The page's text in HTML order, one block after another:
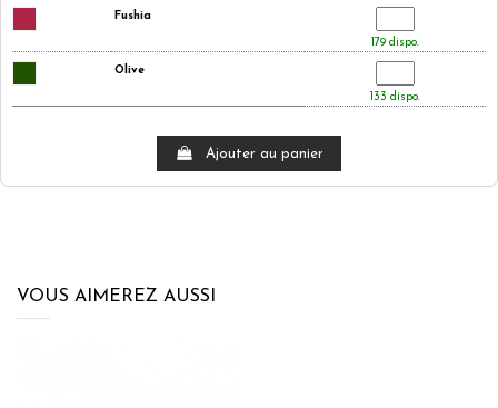
Fushia
179 dispo.
Olive
133 dispo.
Ajouter au panier
VOUS AIMEREZ AUSSI